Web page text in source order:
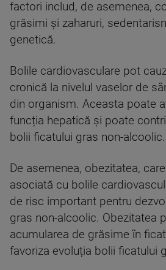
factori includ, de asemenea,
grăsimi și zaharuri,
genetică.
Bolile cardiovasculare pot
cronică la nivelul vaselor de
din organism. Aceasta poate
funcția hepatică și poate
bolii ficatului gras non-alcoolic.
De asemenea, obezitatea,
asociată cu bolile
de risc important pentru
gras non-alcoolic. Obezitatea
acumularea de grăsime în
favoriza evoluția bolii ficatului